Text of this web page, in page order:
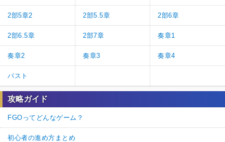
2部5章2 2部5.5章 2部6章
2部6.5章 2部7章 奏章1
奏章2 奏章3 奏章4
パスト
攻略ガイド
FGOってどんなゲーム？
初心者の進め方まとめ